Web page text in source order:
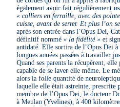
également avoir fait régulièrement
« colliers en ferraille, avec des
cuisse, avant de serrer. Et plus l’on
après son entrée dans l’Opus Dei,
définitif nommé« la fidélité » et
antidaté. Elle sortira de l’Opus Dei à
longues années passées à travailler
Quand ses parents la récupèrent, elle
capable de se laver elle même. Le
alors la folle quantité de
laquelle elle était astreinte, prescrite
membre de l’Opus Dei, le docteur
à Meulan (Yvelines), à 400